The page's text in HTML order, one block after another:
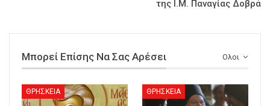
της Ι.Μ. Παναγίας Δοβρά
Ολοι
Μπορεί Επίσης Να Σας Αρέσει
ΘΡΗΣΚΕΙΑ ΘΡΗΣΚΕΙΑ